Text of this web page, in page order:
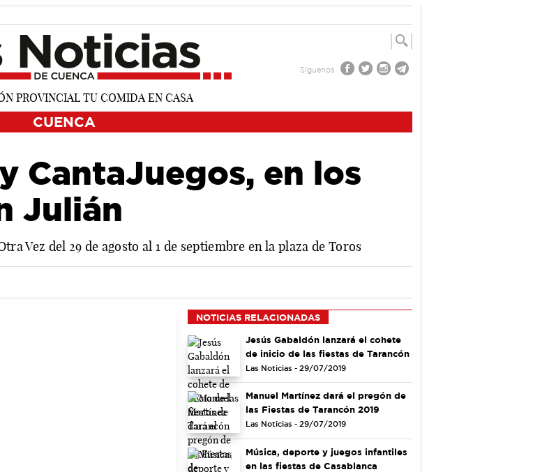
Síguenos
CUENCA
CantaJuegos, en los
Julián
Vez del 29 de agosto al 1 de septiembre en la plaza de Toros
NOTICIAS RELACIONADAS
Jesús Gabaldón lanzará el cohete
de inicio de las fiestas de Tarancón
Las Noticias - 29/07/2019
Manuel Martínez dará el pregón de
las Fiestas de Tarancón 2019
Las Noticias - 29/07/2019
Música, deporte y juegos infantiles
en las fiestas de Casablanca